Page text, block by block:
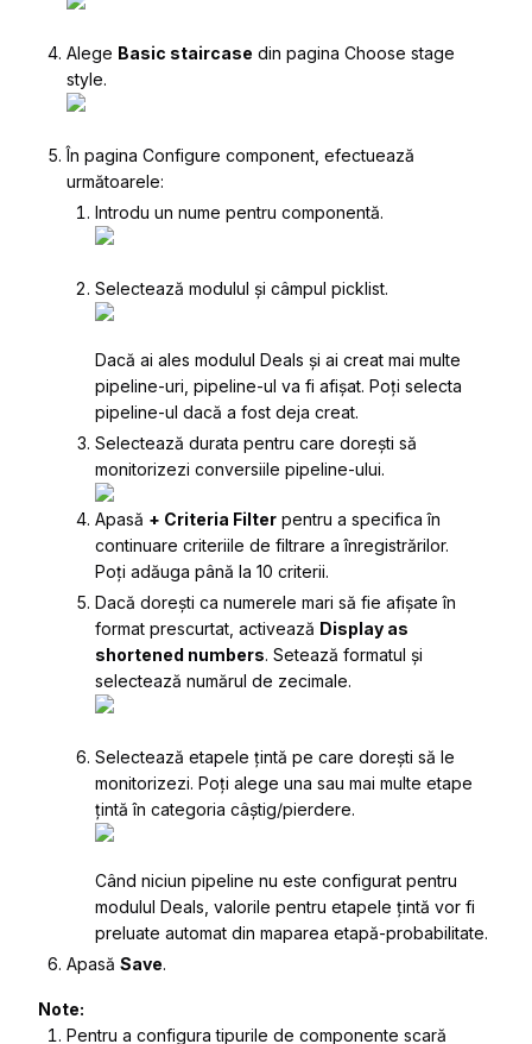
Alege Basic staircase din pagina Choose stage
style.
În pagina Configure component , efectuează
următoarele:
Introdu un nume pentru componentă.
Selectează modulul și câmpul picklist.
Dacă ai ales modulul Deals și ai creat mai multe
pipeline-uri, pipeline-ul va fi afișat. Poți selecta
pipeline-ul dacă a fost deja creat.
Selectează durata pentru care dorești să
monitorizezi conversiile pipeline-ului.
Apasă + Criteria Filter pentru a specifica în
continuare criteriile de filtrare a înregistrărilor.
Poți adăuga până la 10 criterii.
Dacă dorești ca numerele mari să fie afișate în
format prescurtat, activează Display as
shortened numbers. Setează formatul și
selectează numărul de zecimale.
Selectează etapele țintă pe care dorești să le
monitorizezi. Poți alege una sau mai multe etape
țintă în categoria câștig/pierdere.
Când niciun pipeline nu este configurat pentru
modulul Deals, valorile pentru etapele țintă vor fi
preluate automat din maparea etapă-probabilitate.
Apasă Save.
Note:
Pentru a configura tipurile de componente scară